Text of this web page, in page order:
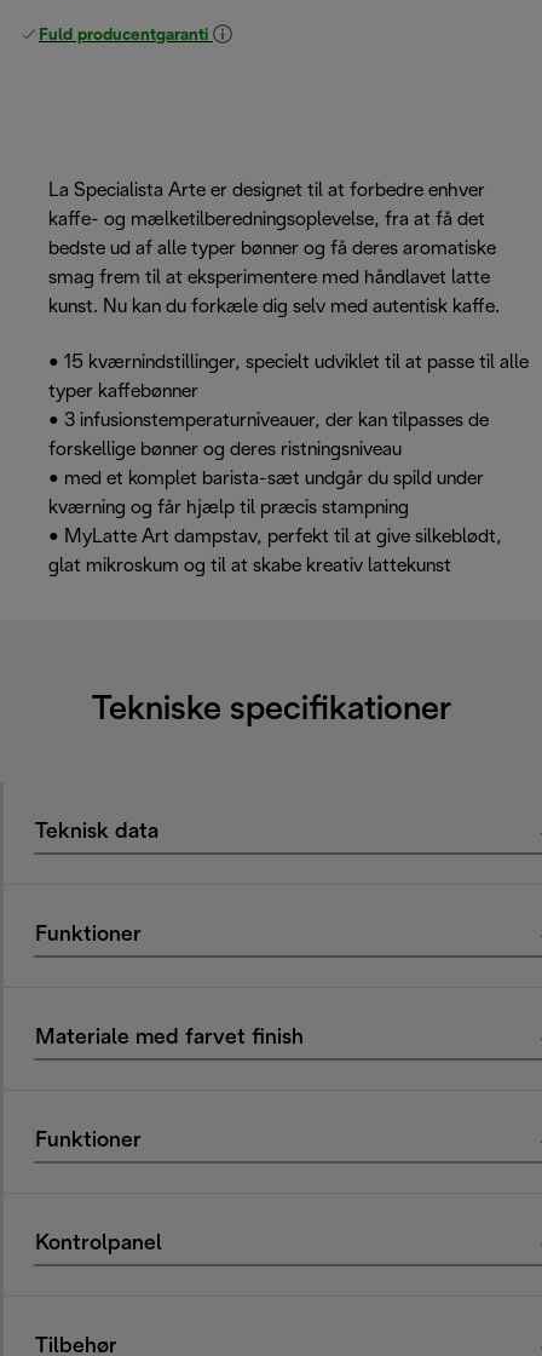
Fuld producentgaranti
La Specialista Arte er designet til at forbedre enhver
kaffe- og mælketilberedningsoplevelse, fra at få det
bedste ud af alle typer bønner og få deres aromatiske
smag frem til at eksperimentere med håndlavet latte
kunst. Nu kan du forkæle dig selv med autentisk kaffe.
• 15 kværnindstillinger, specielt udviklet til at passe til alle
typer kaffebønner
• 3 infusionstemperaturniveauer, der kan tilpasses de
forskellige bønner og deres ristningsniveau
• med et komplet barista-sæt undgår du spild under
kværning og får hjælp til præcis stampning
• MyLatte Art dampstav, perfekt til at give silkeblødt,
glat mikroskum og til at skabe kreativ lattekunst
Tekniske specifikationer
Teknisk data
Funktioner
Materiale med farvet finish
Funktioner
Kontrolpanel
Tilbehør